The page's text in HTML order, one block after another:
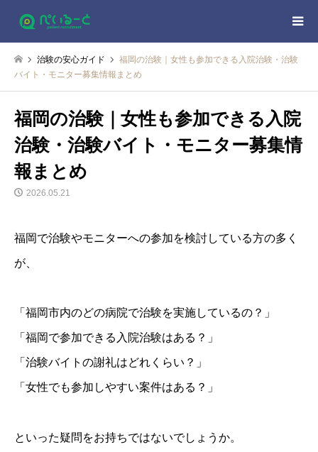
治験の安心ガイド
福岡の治験｜女性も参加できる入院治験・治験
バイト・モニター募集情報まとめ
福岡の治験｜女性も参加できる入院
治験・治験バイト・モニター募集情
報まとめ
2026.05.21
福岡で治験やモニターへの参加を検討している方の多く
が、
「福岡市内のどの病院で治験を実施しているの？」
「福岡で参加できる入院治験はある？」
「治験バイトの謝礼はどれくらい？」
「女性でも参加しやすい案件はある？」
といった疑問をお持ちではないでしょうか。